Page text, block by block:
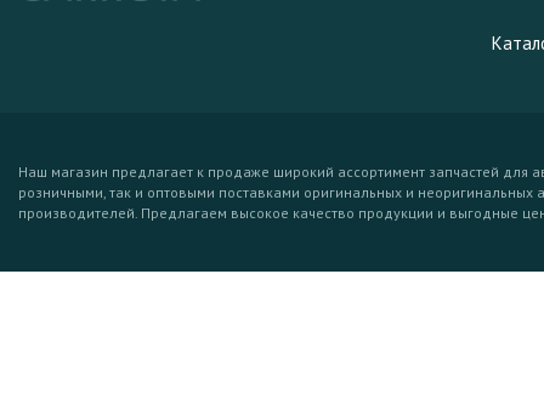
Наш магазин предлагает к продаже широкий ассортимент запчастей для
розничными, так и оптовыми поставками оригинальных и неоригинальных
производителей. Предлагаем высокое качество продукции и выгодные